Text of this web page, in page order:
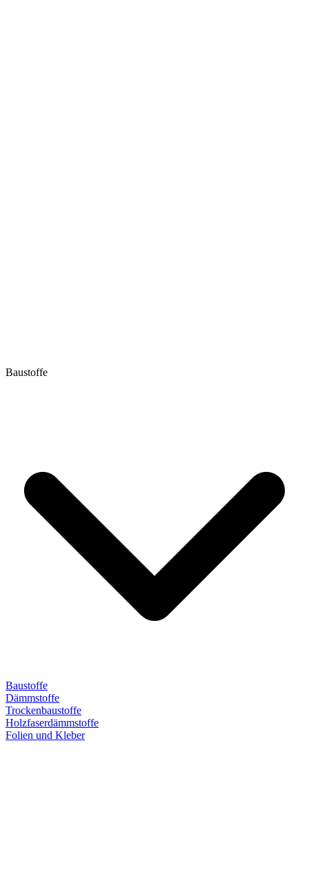
Baustoffe
Baustoffe
Dämmstoffe
Trockenbaustoffe
Holzfaserdämmstoffe
Folien und Kleber